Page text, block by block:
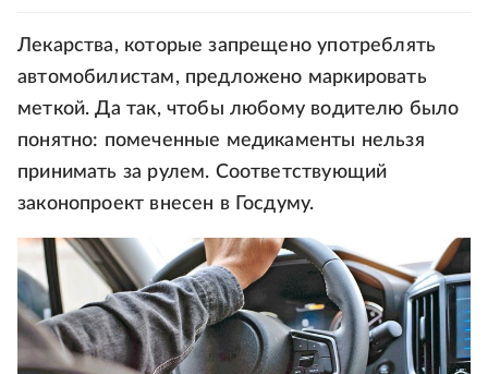
Лекарства, которые запрещено употреблять
автомобилистам, предложено маркировать
меткой. Да так, чтобы любому водителю было
понятно: помеченные медикаменты нельзя
принимать за рулем. Соответствующий
законопроект внесен в Госдуму.